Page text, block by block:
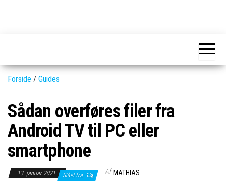
nyeste
Forside / Guides
Sådan overføres filer fra
Android TV til PC eller
smartphone
13. januar 2021 Slået fra Af MATHIAS